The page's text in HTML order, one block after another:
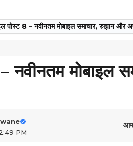
पोस्ट 8 – नवीनतम मोबाइल समाचार, रुझान
– नवीनतम
PM